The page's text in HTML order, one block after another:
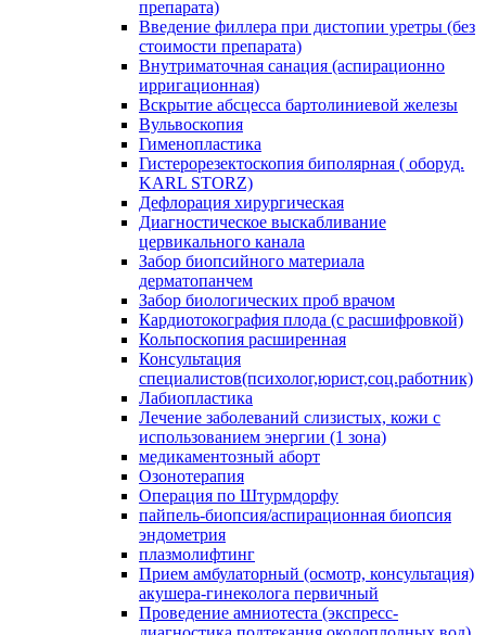
препарата)
Введение филлера при дистопии уретры (без
стоимости препарата)
Внутриматочная санация (аспирационно
ирригационная)
Вскрытие абсцесса бартолиниевой железы
Вульвоскопия
Гименопластика
Гистерорезектоскопия биполярная ( оборуд.
KARL STORZ)
Дефлорация хирургическая
Диагностическое выскабливание
цервикального канала
Забор биопсийного материала
дерматопанчем
Забор биологических проб врачом
Кардиотокография плода (с расшифровкой)
Кольпоскопия расширенная
Консультация
специалистов(психолог,юрист,соц.работник)
Лабиопластика
Лечение заболеваний слизистых, кожи с
использованием энергии (1 зона)
медикаментозный аборт
Озонотерапия
Операция по Штурмдорфу
пайпель-биопсия/аспирационная биопсия
эндометрия
плазмолифтинг
Прием амбулаторный (осмотр, консультация)
акушера-гинеколога первичный
Проведение амниотеста (экспресс-